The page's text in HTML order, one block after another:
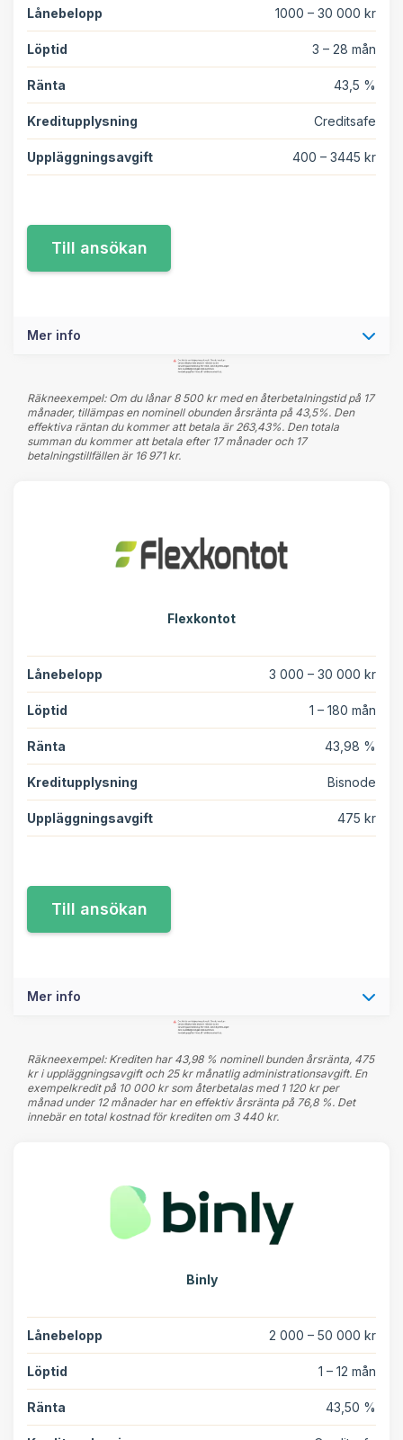
Lånebelopp 1000 – 30 000 kr
Löptid 3 – 28 mån
Ränta 43,5 %
Kreditupplysning Creditsafe
Uppläggningsavgift 400 – 3445 kr
Mer info
Räkneexempel: Om du lånar 8 500 kr med en återbetalningstid på 17
månader, tillämpas en nominell obunden årsränta på 43,5%. Den
effektiva räntan du kommer att betala är 263,43%. Den totala
summan du kommer att betala efter 17 månader och 17
betalningstillfällen är 16 971 kr.
Flexkontot
Lånebelopp 3 000 – 30 000 kr
Löptid 1 – 180 mån
Ränta 43,98 %
Kreditupplysning Bisnode
Uppläggningsavgift 475 kr
Mer info
Räkneexempel: Krediten har 43,98 % nominell bunden årsränta, 475
kr i uppläggningsavgift och 25 kr månatlig administrationsavgift. En
exempelkredit på 10 000 kr som återbetalas med 1 120 kr per
månad under 12 månader har en effektiv årsränta på 76,8 %. Det
innebär en total kostnad för krediten om 3 440 kr.
Binly
Lånebelopp 2 000 – 50 000 kr
Löptid 1 – 12 mån
Ränta 43,50 %